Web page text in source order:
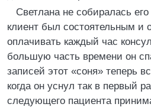
Светлана не собиралась
клиент был состоятельным и
оплачивать каждый час
большую часть времени он
записей этот «соня» теперь
когда он уснул так в первый
следующего пациента